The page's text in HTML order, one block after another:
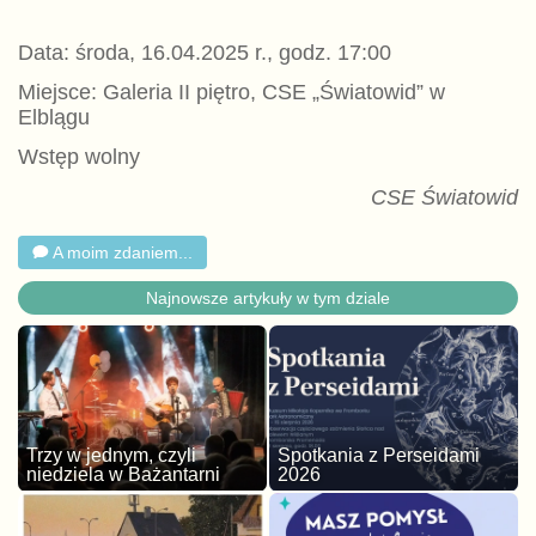
Data: środa, 16.04.2025 r., godz. 17:00
Miejsce: Galeria II piętro, CSE „Światowid” w
Elblągu
Wstęp wolny
CSE Światowid
A moim zdaniem...
Najnowsze artykuły w tym dziale
Trzy w jednym, czyli
niedziela w Bażantarni
Spotkania z Perseidami
2026